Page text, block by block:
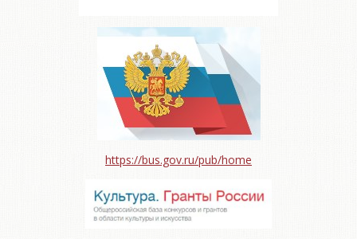
https://bus.gov.ru/pub/home